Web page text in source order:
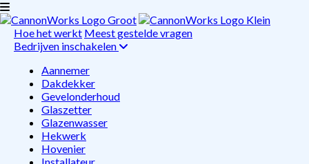
Hoe het werkt Meest gestelde vragen
Bedrijven inschakelen
Aannemer
Dakdekker
Gevelonderhoud
Glaszetter
Glazenwasser
Hekwerk
Hovenier